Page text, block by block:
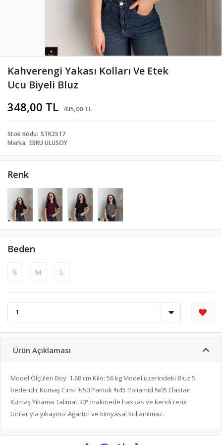
Kahverengi Yakası Kolları Ve Etek
Ucu Biyeli Bluz
348,00 TL 435,00 TL
Stok Kodu STK2517
Marka EBRU ULUSOY
Renk
Beden
S M L
Ürün Açıklaması
Model Ölçüleri Boy: 1.68 cm Kilo: 56 kg Model üzerindeki Bluz S
bedendir.Kumaş Cinsi %50 Pamuk %45 Poliamid %05 Elastan
Kumaş Yıkama Talimatı30° makinede hassas ve kendi renk
tonlarıyla yıkayınız.Ağartıcı ve kimyasal kullanılmaz.